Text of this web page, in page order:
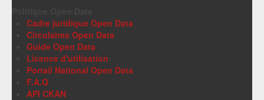
Cadre juridique Open Data
Circulaires Open Data
Guide Open Data
Licence d'utilisation
Portail National Open Data
F.A.Q
API CKAN